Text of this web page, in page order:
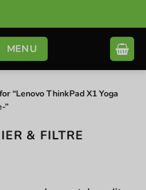
MENU
“Lenovo ThinkPad X1 Yoga
”
& FILTRE